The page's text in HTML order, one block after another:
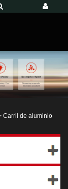
Carril de aluminio